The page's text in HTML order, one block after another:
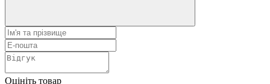
Оцініть товар